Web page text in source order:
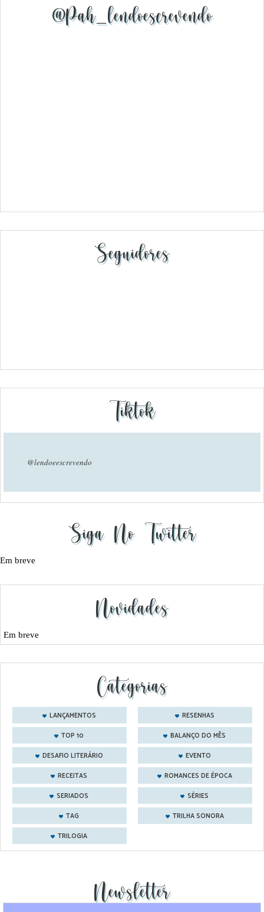
@pah_lendoescrevendo
Seguidores
Tiktok
@lendoeescrevendo
Siga No Twitter
Em breve
Novidades
Em breve
Categorias
LANÇAMENTOS
RESENHAS
TOP 10
BALANÇO DO MÊS
DESAFIO LITERÁRIO
EVENTO
RECEITAS
ROMANCES DE ÉPOCA
SERIADOS
SÉRIES
TAG
TRILHA SONORA
TRILOGIA
Newsletter